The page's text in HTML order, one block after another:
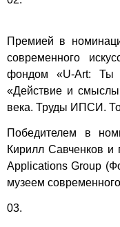
Премией в
современного
фондом «U-Art: Ты
«Действие и
века. Труды ИПСИ.
Победителем в
Кирилл Савченков и
Applications Group
музеем современного
03.